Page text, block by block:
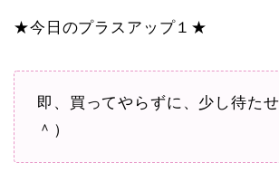
★今日のプラスアップ１★
即、買ってやらずに、少し待た
＾）